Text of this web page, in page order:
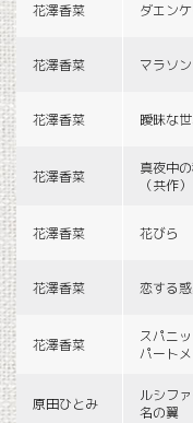
花澤香菜 ダエン
花澤香菜 マラソン
花澤香菜 曖昧な
花澤香菜
真夜中
（共作）
花澤香菜 花びら
花澤香菜 恋する
花澤香菜
スパニ
パート
原田ひとみ
ルシフ
名の翼